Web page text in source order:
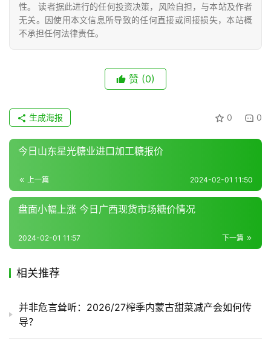
专
题
道
业
链
产
储
性。 读者据此进行的任何投资决策，风险自担，与本站及作者
无关。因使用本文信息所导致的任何直接或间接损失，本站概
不承担任何法律责任。
赞 (0)
0 0
生成海报
今日山东星光糖业进口加工糖报价
上一篇 2024-02-01 11:50
盘面小幅上涨 今日广西现货市场糖价情况
下一篇
2024-02-01 11:57
相关推荐
并非危言耸听：2026/27榨季内蒙古甜菜减产会如何传
导？